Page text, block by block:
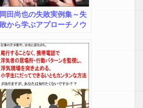
岡田尚也の失敗実例集～失
敗から学ぶアプローチノウ